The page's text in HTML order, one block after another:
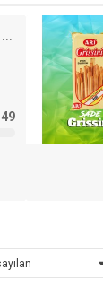
Klasik Kepekli Grissini 125gr - 12li Paket
49